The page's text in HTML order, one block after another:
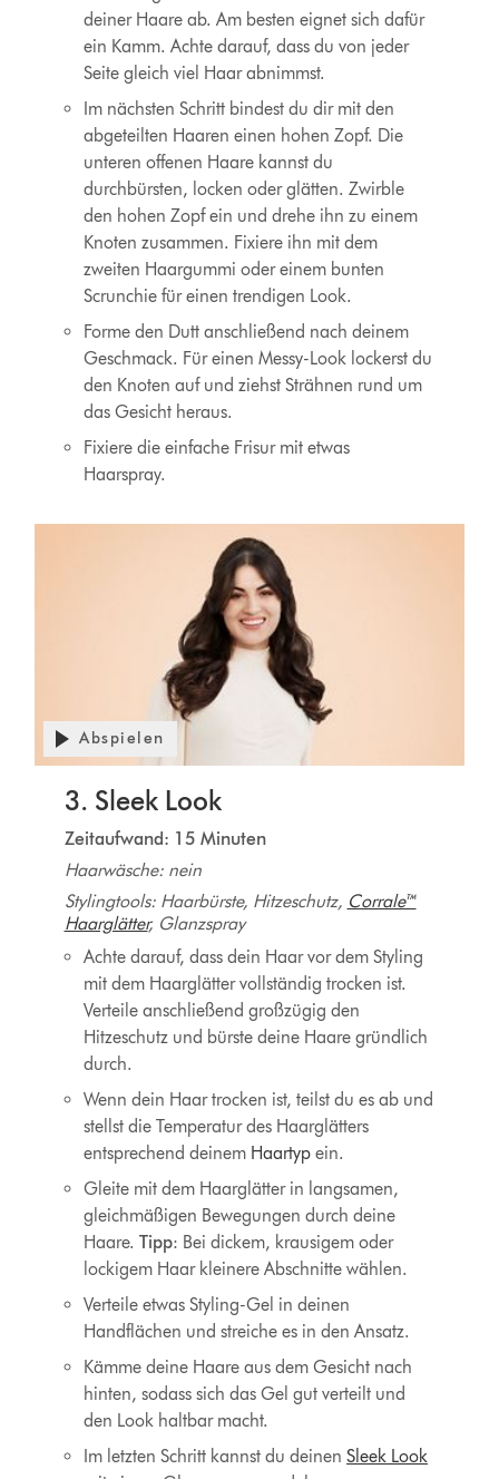
deiner Haare ab. Am besten eignet sich dafür
ein Kamm. Achte darauf, dass du von jeder
Seite gleich viel Haar abnimmst.
Im nächsten Schritt bindest du dir mit den
abgeteilten Haaren einen hohen Zopf. Die
unteren offenen Haare kannst du
durchbürsten, locken oder glätten. Zwirble
den hohen Zopf ein und drehe ihn zu einem
Knoten zusammen. Fixiere ihn mit dem
zweiten Haargummi oder einem bunten
Scrunchie für einen trendigen Look.
Forme den Dutt anschließend nach deinem
Geschmack. Für einen Messy-Look lockerst du
den Knoten auf und ziehst Strähnen rund um
das Gesicht heraus.
Fixiere die einfache Frisur mit etwas
Haarspray.
Abspielen
3. Sleek Look
Zeitaufwand: 15 Minuten
Haarwäsche: nein
Stylingtools: Haarbürste, Hitzeschutz, Corrale™
Haarglätter, Glanzspray
Achte darauf, dass dein Haar vor dem Styling
mit dem Haarglätter vollständig trocken ist.
Verteile anschließend großzügig den
Hitzeschutz und bürste deine Haare gründlich
durch.
Wenn dein Haar trocken ist, teilst du es ab und
stellst die Temperatur des Haarglätters
entsprechend deinem Haartyp ein.
Gleite mit dem Haarglätter in langsamen,
gleichmäßigen Bewegungen durch deine
Haare.Tipp: Bei dickem, krausigem oder
lockigem Haar kleinere Abschnitte wählen.
Verteile etwas Styling-Gel in deinen
Handflächen und streiche es in den Ansatz.
Kämme deine Haare aus dem Gesicht nach
hinten, sodass sich das Gel gut verteilt und
den Look haltbar macht.
Im letzten Schritt kannst du deinenSleek Look